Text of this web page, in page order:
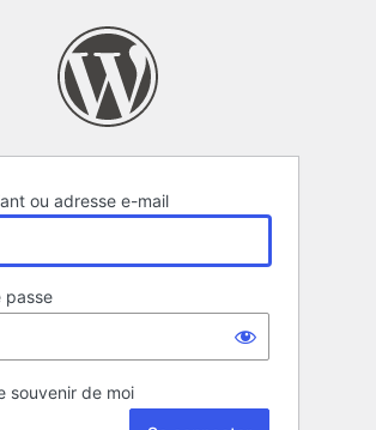
ou adresse e-mail
passe
souvenir de moi